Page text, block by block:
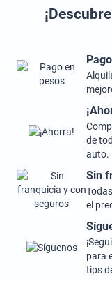
de
auto.
Sin
el
para
tips